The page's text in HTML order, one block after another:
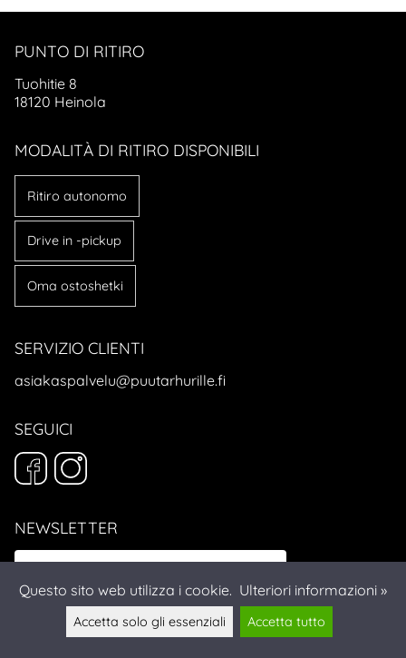
PUNTO DI RITIRO
Tuohitie 8
18120 Heinola
MODALITÀ DI RITIRO DISPONIBILI
Ritiro autonomo
Drive in -pickup
Oma ostoshetki
SERVIZIO CLIENTI
asiakaspalvelu@puutarhurille.fi
SEGUICI
NEWSLETTER
Questo sito web utilizza i cookie. Ulteriori informazioni »
Accetta solo gli essenziali Accetta tutto